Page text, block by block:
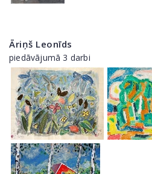
Āriņš Leonīds
piedāvājumā 3 darbi